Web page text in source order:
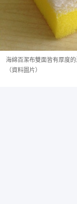
海綿百潔布雙面皆有厚度
（資料圖片）